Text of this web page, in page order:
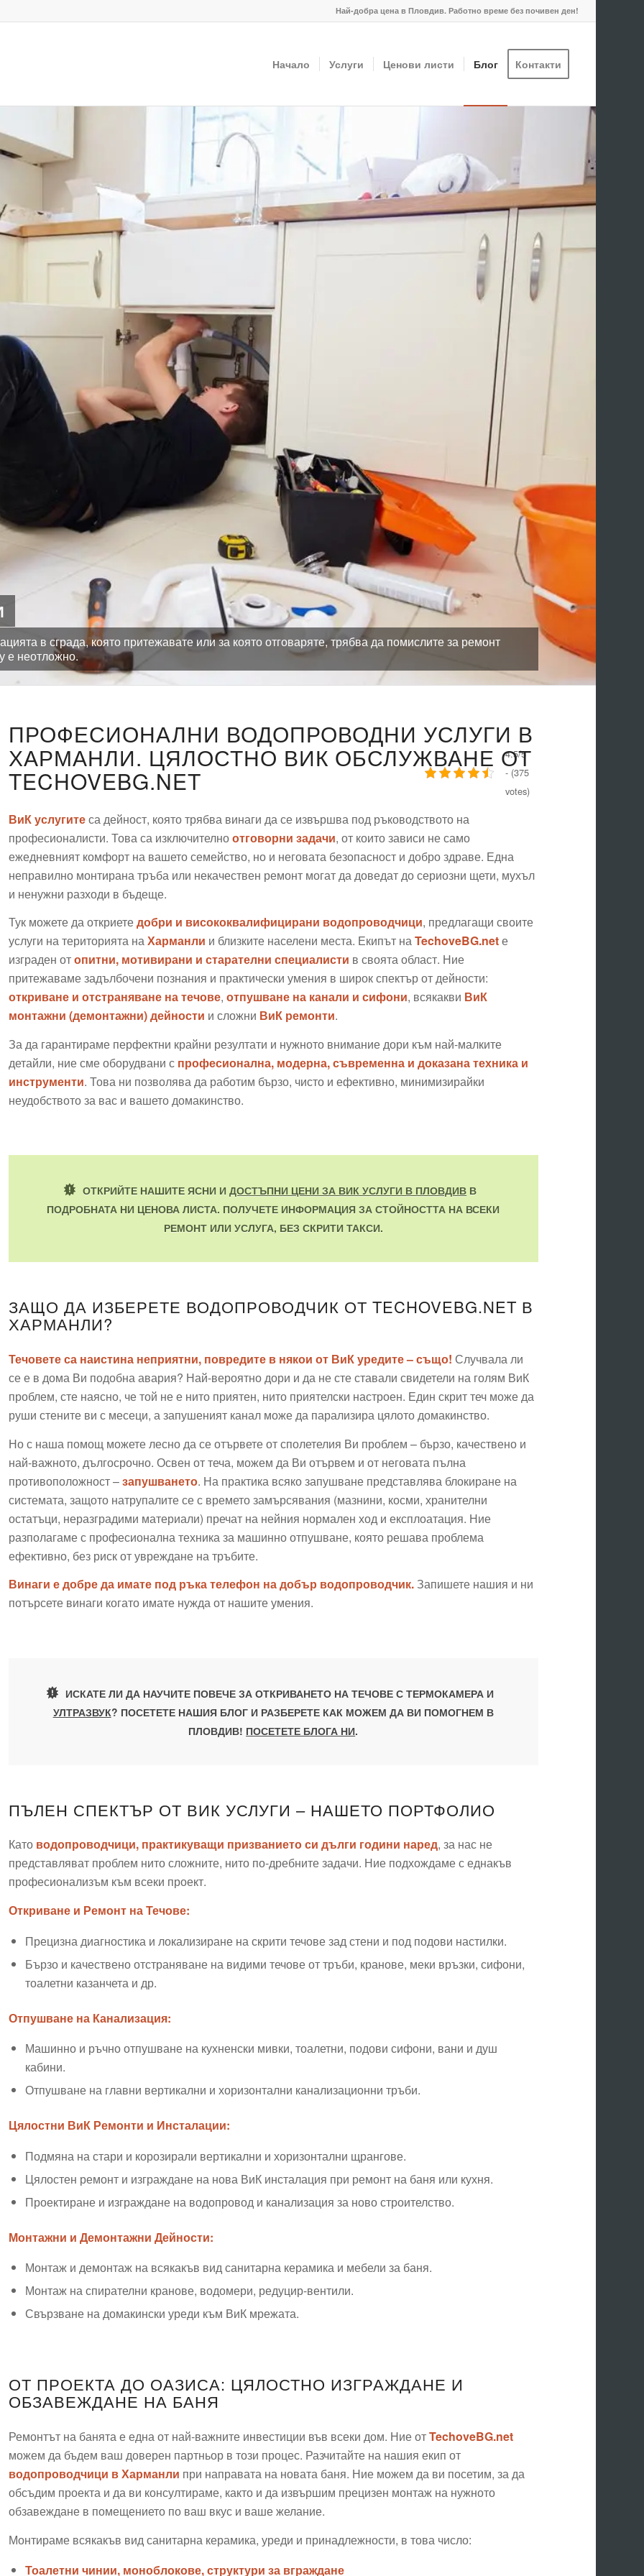
Най-добра цена в Пловдив. Работно време без почивен ден!
Начало Услуги Ценови листи Блог Контакти
в сграда, която притежавате или за която отговаряте, трябва да помислите за ремонт
е неотложно.
ПРОФЕСИОНАЛНИ ВОДОПРОВОДНИ УСЛУГИ В
ХАРМАНЛИ. ЦЯЛОСТНО ВИК ОБСЛУЖВАНЕ ОТ
TECHOVEBG.NET
ВиК услугитеса дейност, която трябва винаги да се извършва под ръководството на
професионалисти. Това са изключителноотговорни задачи, от които зависи не само
ежедневният комфорт на вашето семейство, но и неговата безопасност и добро здраве. Една
неправилно монтирана тръба или некачествен ремонт могат да доведат до сериозни щети, мухъл
и ненужни разходи в бъдеще.
Тук можете да откриетедобри и висококвалифицирани водопроводчици, предлагащи своите
услуги на територията наХарманли и близките населени места. Екипът наTechoveBG.netе
изграден отопитни, мотивирани и старателни специалисти в своята област. Ние
притежаваме задълбочени познания и практически умения в широк спектър от дейности:
откриване и отстраняване на течове, отпушване на канали и сифони, всякакви ВиК
монтажни (демонтажни) дейности и сложни ВиК ремонти.
За да гарантираме перфектни крайни резултати и нужното внимание дори към най-малките
детайли, ние сме оборудвани с професионална, модерна, съвременна и доказана техника и
инструменти. Това ни позволява да работим бързо, чисто и ефективно, минимизирайки
неудобството за вас и вашето домакинство.
ОТКРИЙТЕ НАШИТЕ ЯСНИ ИДОСТЪПНИ ЦЕНИ ЗА ВИК УСЛУГИ В ПЛОВДИВ В
ПОДРОБНАТА НИ ЦЕНОВА ЛИСТА. ПОЛУЧЕТЕ ИНФОРМАЦИЯ ЗА СТОЙНОСТТА НА ВСЕКИ
РЕМОНТ ИЛИ УСЛУГА, БЕЗ СКРИТИ ТАКСИ.
ЗАЩО ДА ИЗБЕРЕТЕ ВОДОПРОВОДЧИК ОТ TECHOVEBG.NET В
ХАРМАНЛИ?
Течовете са наистина неприятни, повредите в някои от ВиК уредите – също! Случвала ли
се е в дома Ви подобна авария? Най-вероятно дори и да не сте ставали свидетели на голям ВиК
проблем, сте наясно, че той не е нито приятен, нито приятелски настроен. Един скрит теч може да
руши стените ви с месеци, а запушеният канал може да парализира цялото домакинство.
Но с наша помощ можете лесно да се отървете от сполетелия Ви проблем – бързо, качествено и
най-важното, дългосрочно. Освен от теча, можем да Ви отървем и от неговата пълна
противоположност –запушването. На практика всяко запушване представлява блокиране на
системата, защото натрупалите се с времето замърсявания (мазнини, косми, хранителни
остатъци, неразградими материали) пречат на нейния нормален ход и експлоатация. Ние
разполагаме с професионална техника за машинно отпушване, която решава проблема
ефективно, без риск от увреждане на тръбите.
Винаги е добре да имате под ръка телефон на добър водопроводчик.Запишете нашия и ни
потърсете винаги когато имате нужда от нашите умения.
ИСКАТЕ ЛИ ДА НАУЧИТЕ ПОВЕЧЕ ЗА ОТКРИВАНЕТО НА ТЕЧОВЕ С ТЕРМОКАМЕРА И
УЛТРАЗВУК? ПОСЕТЕТЕ НАШИЯ БЛОГ И РАЗБЕРЕТЕ КАК МОЖЕМ ДА ВИ ПОМОГНЕМ В
ПЛОВДИВ! ПОСЕТЕТЕ БЛОГА НИ.
ПЪЛЕН СПЕКТЪР ОТ ВИК УСЛУГИ – НАШЕТО ПОРТФОЛИО
Като водопроводчици, практикуващи призванието си дълги години наред, за нас не
представляват проблем нито сложните, нито по-дребните задачи. Ние подхождаме с еднакъв
професионализъм към всеки проект.
Откриване и Ремонт на Течове:
Прецизна диагностика и локализиране на скрити течове зад стени и под подови настилки.
Бързо и качествено отстраняване на видими течове от тръби, кранове, меки връзки, сифони,
тоалетни казанчета и др.
Отпушване на Канализация:
Машинно и ръчно отпушване на кухненски мивки, тоалетни, подови сифони, вани и душ
кабини.
Отпушване на главни вертикални и хоризонтални канализационни тръби.
Цялостни ВиК Ремонти и Инсталации:
Подмяна на стари и корозирали вертикални и хоризонтални щрангове.
Цялостен ремонт и изграждане на нова ВиК инсталация при ремонт на баня или кухня.
Проектиране и изграждане на водопровод и канализация за ново строителство.
Монтажни и Демонтажни Дейности:
Монтаж и демонтаж на всякакъв вид санитарна керамика и мебели за баня.
Монтаж на спирателни кранове, водомери, редуцир-вентили.
Свързване на домакински уреди към ВиК мрежата.
ОТ ПРОЕКТА ДО ОАЗИСА: ЦЯЛОСТНО ИЗГРАЖДАНЕ И
ОБЗАВЕЖДАНЕ НА БАНЯ
Ремонтът на банята е една от най-важните инвестиции във всеки дом. Ние отTechoveBG.net
можем да бъдем ваш доверен партньор в този процес. Разчитайте на нашия екип от
водопроводчици в Харманли при направата на новата баня. Ние можем да ви посетим, за да
обсъдим проекта и да ви консултираме, както и да извършим прецизен монтаж на нужното
обзавеждане в помещението по ваш вкус и ваше желание.
Монтираме всякакъв вид санитарна керамика, уреди и принадлежности, в това число:
Тоалетни чинии, моноблокове, структури за вграждане
4.5/5
- (375
votes)